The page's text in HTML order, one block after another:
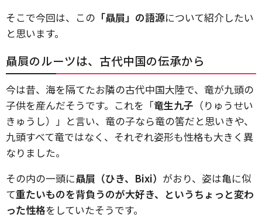
そこで今回は、この 「贔屓」の語源について紹介したい
と思います。
贔屓のルーツは、古代中国の伝承から
今は昔、海を隔てたお隣の古代中国大陸で、竜が九頭の
子供を産んだそうです。これを「竜生九子 （りゅうせい
きゅうし）」と言い、竜の子なら竜の筈だと思いきや、
九頭すべて竜ではなく、それぞれ姿形も性格も大きく異
なりました。
その内の一頭に贔屓（ひき、Bixi） がおり、姿は亀に似
て重たいものを背負うのが大好き、というちょっと変わ
った性格をしていたそうです。